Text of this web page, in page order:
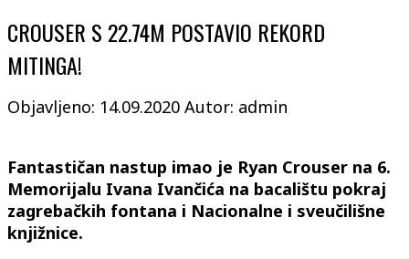
CROUSER S 22.74M POSTAVIO REKORD
MITINGA!
Objavljeno: 14.09.2020 Autor: admin
Fantastičan nastup imao je Ryan Crouser na 6.
Memorijalu Ivana Ivančića na bacalištu pokraj
zagrebačkih fontana i Nacionalne i sveučilišne
knjižnice.